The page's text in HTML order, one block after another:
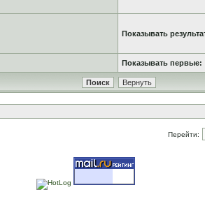
Показывать
Показывать первые:
Перейти: